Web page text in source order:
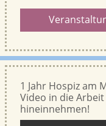
1 Jahr Hospiz am
Video in die
hineinnehmen!